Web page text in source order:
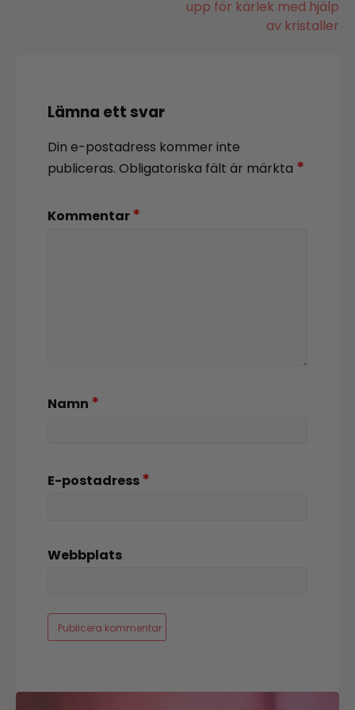
upp för kärlek med hjälp
av kristaller
Lämna ett svar
Din e-postadress kommer inte
publiceras. Obligatoriska fält är märkta *
Kommentar*
Namn *
E-postadress*
Webbplats